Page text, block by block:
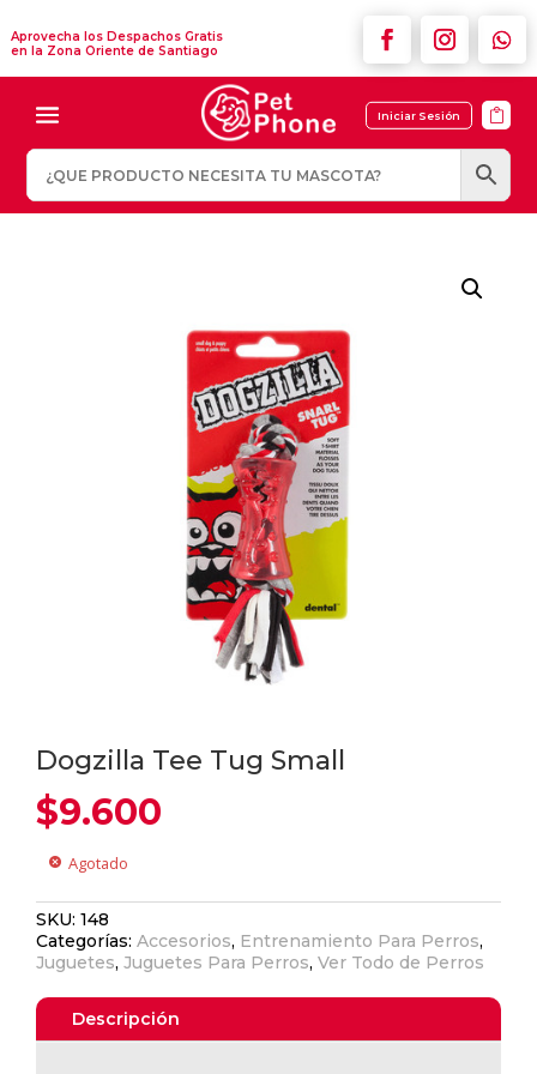
Aprovecha los Despachos Gratis
en la Zona Oriente de Santiago
Iniciar Sesión 
Dogzilla Tee Tug Small
$9.600
cancel Agotado
SKU:148
Categorías:Accesorios, Entrenamiento Para Perros,
Juguetes,Juguetes Para Perros,Ver Todo de Perros
Descripción